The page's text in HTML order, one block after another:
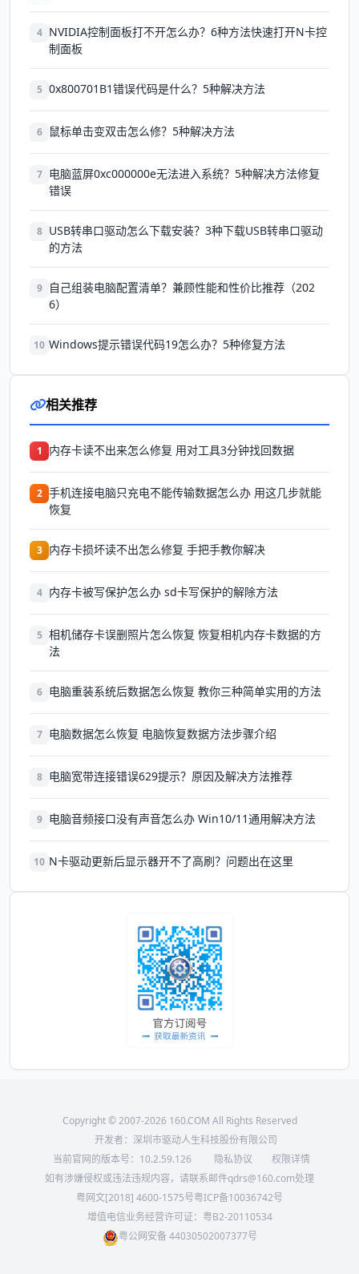
4 NVIDIA控制面板打不开怎么办？6种方法快速打开N卡控
制面板
5 0x800701B1错误代码是什么？5种解决方法
6 鼠标单击变双击怎么修？5种解决方法
7 电脑蓝屏0xc000000e无法进入系统？5种解决方法修复
错误
8 USB转串口驱动怎么下载安装？3种下载USB转串口驱动
的方法
9
自己组装电脑配置清单？兼顾性能和性价比推荐（202
6）
10 Windows提示错误代码19怎么办？5种修复方法
相关推荐
1 内存卡读不出来怎么修复 用对工具3分钟找回数据
2 手机连接电脑只充电不能传输数据怎么办 用这几步就能
恢复
3 内存卡损坏读不出怎么修复 手把手教你解决
4 内存卡被写保护怎么办 sd卡写保护的解除方法
5 相机储存卡误删照片怎么恢复 恢复相机内存卡数据的方
法
6 电脑重装系统后数据怎么恢复 教你三种简单实用的方法
7 电脑数据怎么恢复 电脑恢复数据方法步骤介绍
8 电脑宽带连接错误629提示？原因及解决方法推荐
9 电脑音频接口没有声音怎么办 Win10/11通用解决方法
10 N卡驱动更新后显示器开不了高刷？问题出在这里
Copyright © 2007-2026 160.COM All Rights Reserved
开发者：深圳市驱动人生科技股份有限公司
当前官网的版本号： 10.2.59.126 隐私协议
权限详情
如有涉嫌侵权或违法违规内容，请联系邮件qdrs@160.com处理
粤网文[2018] 4600-1575号粤ICP备10036742号
增值电信业务经营许可证：粤B2-20110534
粤公网安备 44030502007377号